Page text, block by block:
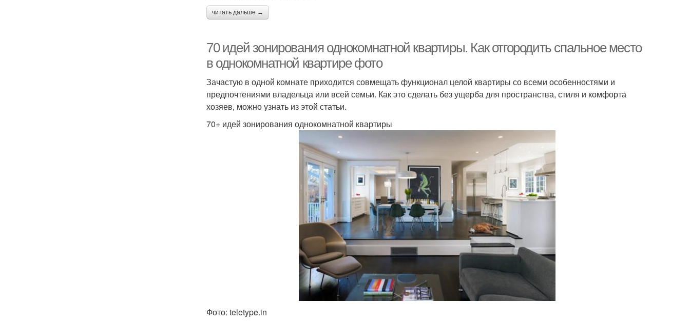
читать дальше →
70 идей зонирования однокомнатной квартиры. Как отгородить спальное место
в однокомнатной квартире фото
Зачастую в одной комнате приходится совмещать функционал целой квартиры со всеми особенностями и
предпочтениями владельца или всей семьи. Как это сделать без ущерба для пространства, стиля и комфорта
хозяев, можно узнать из этой статьи.
70+ идей зонирования однокомнатной квартиры
Фото: teletype.in